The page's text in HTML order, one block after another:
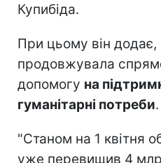
Купибіда.
При цьому він додає,
продовжувала
допомогу на
гуманітарні потреби.
"Станом на 1 квітня
уже перевищив 4